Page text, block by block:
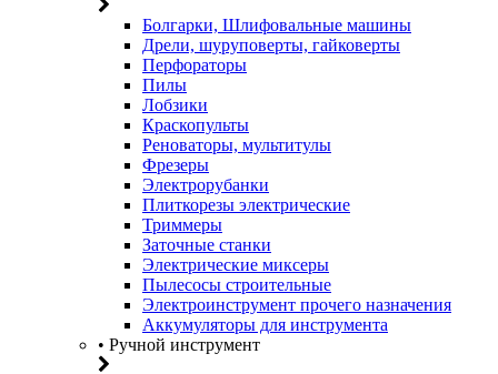
Болгарки, Шлифовальные машины
Дрели, шуруповерты, гайковерты
Перфораторы
Пилы
Лобзики
Краскопульты
Реноваторы, мультитулы
Фрезеры
Электрорубанки
Плиткорезы электрические
Триммеры
Заточные станки
Электрические миксеры
Пылесосы строительные
Электроинструмент прочего назначения
Аккумуляторы для инструмента
• Ручной инструмент